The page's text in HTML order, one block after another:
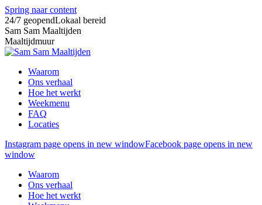
Spring naar content
24/7 geopendLokaal bereid
Sam Sam Maaltijden
Maaltijdmuur
Waarom
Ons verhaal
Hoe het werkt
Weekmenu
FAQ
Locaties
Instagram page opens in new windowFacebook page opens in new
window
Waarom
Ons verhaal
Hoe het werkt